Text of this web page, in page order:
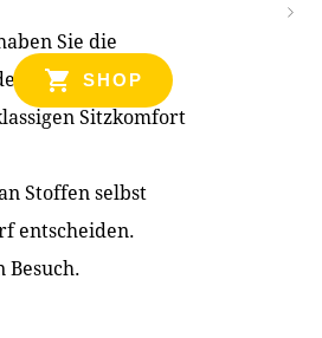
SHOP
Sie die
Produkte zu
Sitzkomfort
Stoffen selbst
entscheiden.